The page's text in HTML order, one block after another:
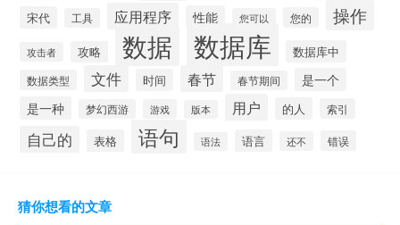
宋代 工具 应用程序 性能 您可以 您的 操作
攻击者 攻略 数据 数据库 数据库中
数据类型 文件 时间 春节 春节期间
是一个
是一种
梦幻西游 游戏 版本 用户 的人 索引
自己的 表格 语句 语法 语言 还不 错误
猜你想看的文章